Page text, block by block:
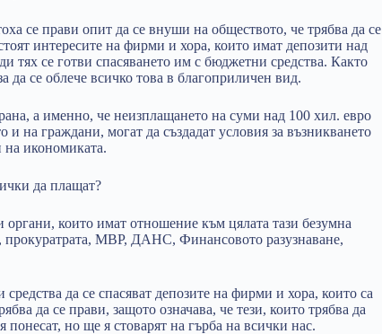
се прави опит да се внуши на обществото, че трябва да се
интересите на фирми и хора, които имат депозити над
тях се готви спасяването им с бюджетни средства. Както
да се облече всичко това в благоприличен вид.
а именно, че неизплащането на суми над 100 хил. евро
на граждани, могат да създадат условия за възникването
на икономиката.
да плащат?
които имат отношение към цялата тази безумна
прокуратрата, МВР, ДАНС, Финансовото разузнаване,
да се спасяват депозите на фирми и хора, които са
да се прави, защото означава, че тези, които трябва да
понесат, но ще я стоварят на гърба на всички нас.